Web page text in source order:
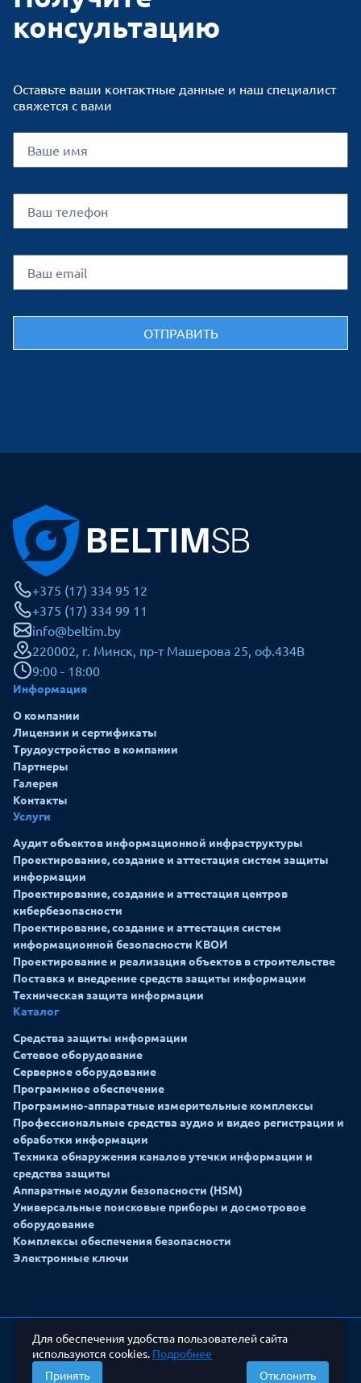
консультацию
Оставьте ваши контактные данные и наш специалист
свяжется с вами
+375 (17) 334 95 12
+375 (17) 334 99 11
info@beltim.by
220002, г. Минск, пр-т Машерова 25, оф.434В
9:00 - 18:00
Информация
О компании
Лицензии и сертификаты
Трудоустройство в компании
Партнеры
Галерея
Контакты
Услуги
Аудит объектов информационной инфраструктуры
Проектирование, создание и аттестация систем защиты
информации
Проектирование, создание и аттестация центров
кибербезопасности
Проектирование, создание и аттестация систем
информационной безопасности КВОИ
Проектирование и реализация объектов в строительстве
Поставка и внедрение средств защиты информации
Техническая защита информации
Каталог
Средства защиты информации
Сетевое оборудование
Серверное оборудование
Программное обеспечение
Программно-аппаратные измерительные комплексы
Профессиональные средства аудио и видео регистрации и
обработки информации
Техника обнаружения каналов утечки информации и
средства защиты
Аппаратные модули безопасности (HSM)
Универсальные поисковые приборы и досмотровое
оборудование
Комплексы обеспечения безопасности
Электронные ключи
Все права защищены © ЗАО «БЕЛТИМ СБ»
Для обеспечения удобства пользователей сайта
используются cookies. Подробнее.
Принять
Отклонить